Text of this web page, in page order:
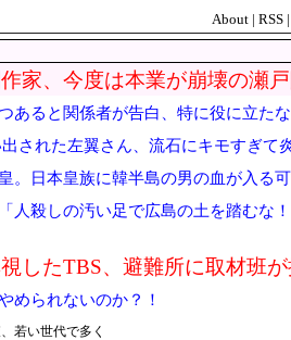
About | RSS |
家、今度は本業が崩壊の瀬
あると関係者が告白、特に役に立
された左翼さん、流石にキモすぎて
。日本皇族に韓半島の男の血が入る可
人殺しの汚い足で広島の土を踏む
したTBS、避難所に取材班
められないのか？！
若い世代で多く